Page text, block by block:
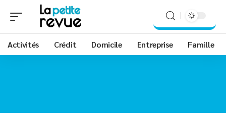
Activités Crédit Domicile Entreprise Famille